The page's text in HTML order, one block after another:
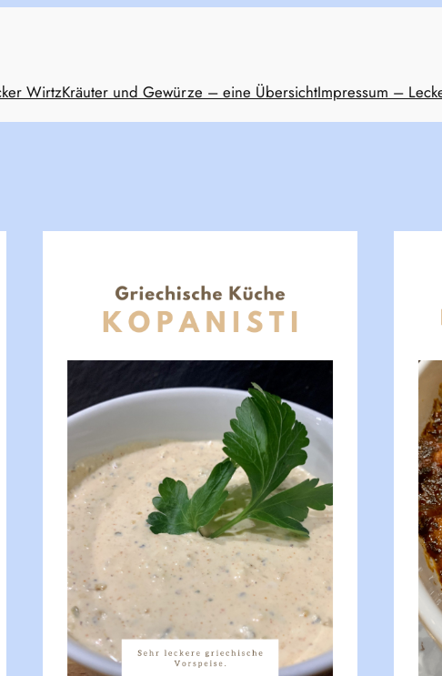
WirtzKräuter und Gewürze – eine ÜbersichtImpressum –